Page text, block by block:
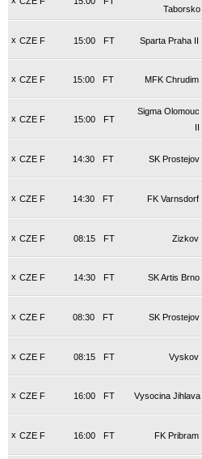
Taborsko
x CZE F FT
15:00 Sparta Praha II
x CZE F FT
15:00 MFK Chrudim
x CZE F FT
15:00
Sigma Olomouc
II
x CZE F FT
14:30 SK Prostejov
x CZE F FT
14:30 FK Varnsdorf
x CZE F FT
08:15 Zizkov
x CZE F FT
14:30 SK Artis Brno
x CZE F FT
08:30 SK Prostejov
x CZE F FT
08:15 Vyskov
x CZE F FT
16:00 Vysocina Jihlava
x CZE F FT
16:00 FK Pribram